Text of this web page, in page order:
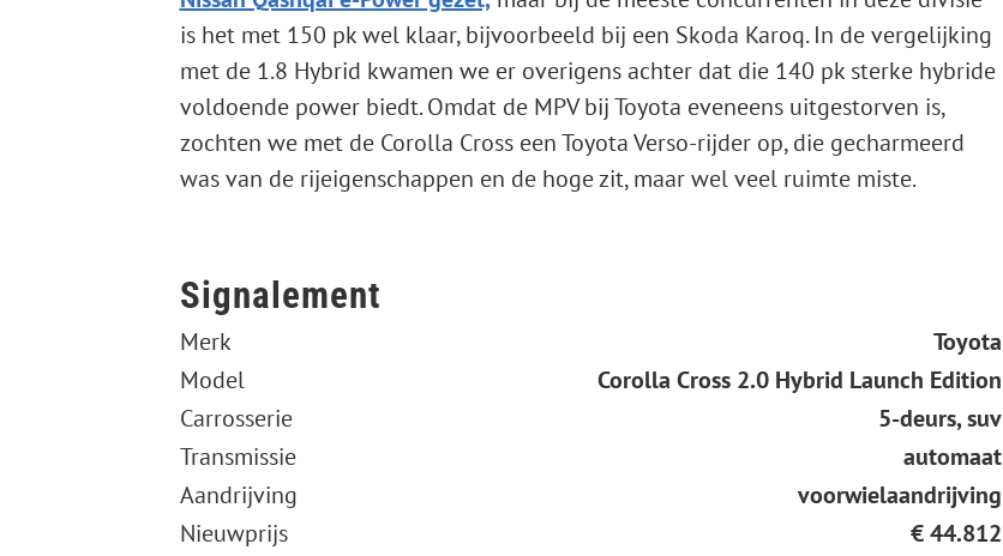
is het met 150 pk wel klaar, bijvoorbeeld bij een Skoda Karoq. In de vergelijking
met de 1.8 Hybrid kwamen we er overigens achter dat die 140 pk sterke hybride
voldoende power biedt. Omdat de MPV bij Toyota eveneens uitgestorven is,
zochten we met de Corolla Cross een Toyota Verso-rijder op, die gecharmeerd
was van de rijeigenschappen en de hoge zit, maar wel veel ruimte miste.
Signalement
Merk
Toyota
Model
Corolla Cross 2.0 Hybrid Launch Edition
Carrosserie
5-deurs, suv
Transmissie
automaat
Aandrijving
voorwielaandrijving
Nieuwprijs
€ 44.812